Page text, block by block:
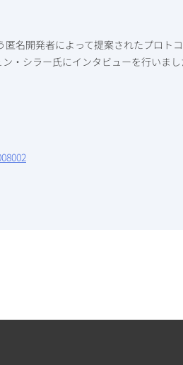
名開発者によって提案されたプロト
・シラー氏にインタビューを行いま